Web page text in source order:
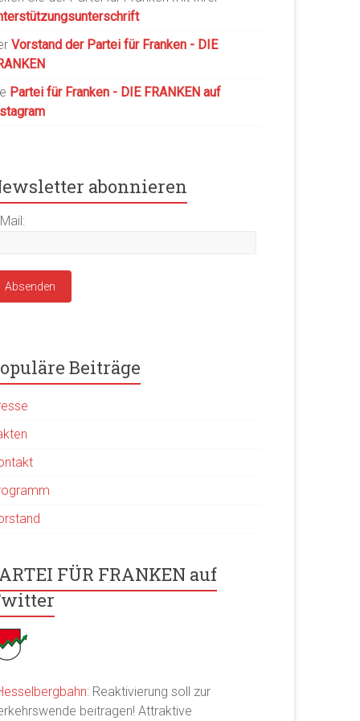
Vorstand der Partei für Franken - DIE
Partei für Franken - DIE FRANKEN auf
abonnieren
Beiträge
FÜR FRANKEN auf
: Reaktivierung soll zur
beitragen! Attraktive